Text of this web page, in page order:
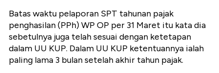
Batas waktu pelaporan SPT tahunan pajak
penghasilan (PPh) WP OP per 31 Maret itu kata dia
sebetulnya juga telah sesuai dengan ketetapan
dalam UU KUP. Dalam UU KUP ketentuannya ialah
paling lama 3 bulan setelah akhir tahun pajak.